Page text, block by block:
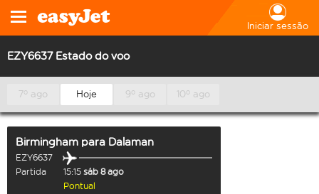
Iniciar sessão
EZY6637 Estado do voo
7º ago Hoje 9º ago 10º ago
Birmingham para Dalaman
EZY6637
Partida
15:15 sáb 8 ago
Pontual